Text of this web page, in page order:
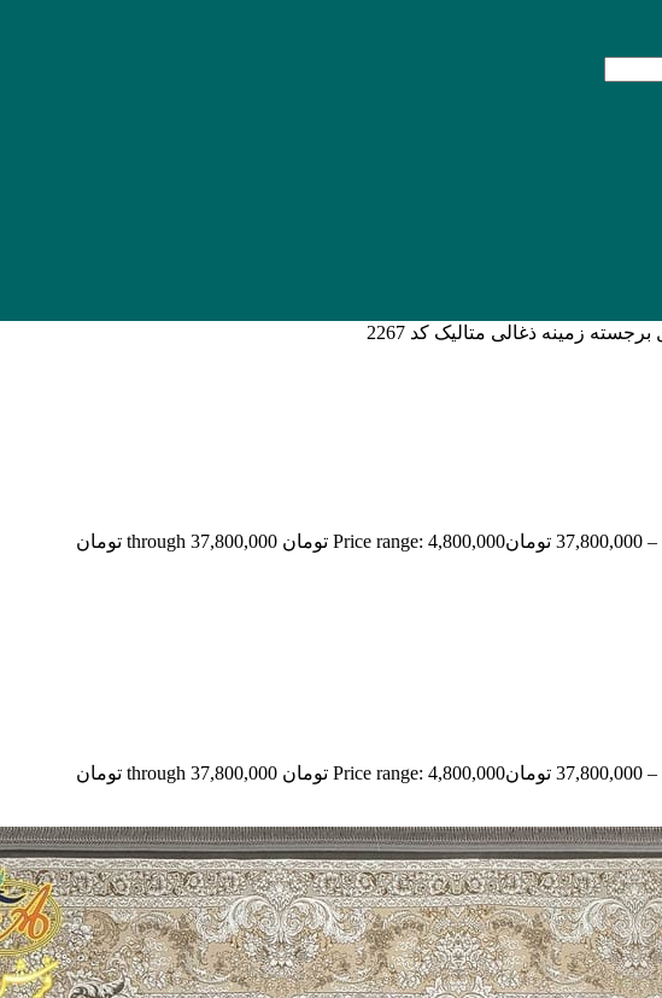
–
37,800,000 تومانPrice range: 4,800,000 تومان through 37,800,000 تومان
–
37,800,000 تومانPrice range: 4,800,000 تومان through 37,800,000 تومان